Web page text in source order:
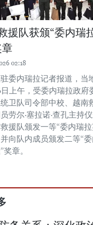
援队获颁“委内瑞
章
02:18
委内瑞拉记者报道，当
上午，受委内瑞拉政府
卫队司令部中校、越南
劳尔·塞拉诺·查孔主持仪
援队颁发一等“委内瑞拉
向队内成员颁发二等“
章。